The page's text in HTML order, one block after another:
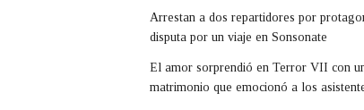
Arrestan a dos repartidores por
disputa por un viaje en Sonsonate
El amor sorprendió en Terror VII con
matrimonio que emocionó a los